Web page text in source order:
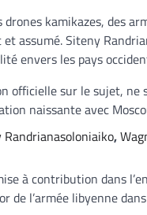
kamikazes, des
assumé. Siteny
envers les pays
officielle sur le sujet, ne
naissante avec
,
à contribution dans
de l’armée libyenne